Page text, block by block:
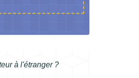
à l'étranger ?